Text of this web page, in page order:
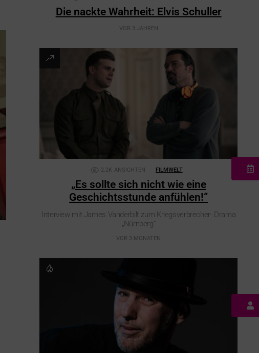
Die nackte Wahrheit: Elvis Schuller
VOR 3 JAHREN
2.2K ANSICHTEN FILMWELT
„Es sollte sich nicht wie eine
Geschichtsstunde anfühlen!“
Interview mit James Vanderbilt zum Kriegsverbrecher- Drama
„Nürnberg“
VOR 3 MONATEN